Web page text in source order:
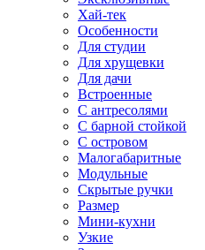
Хай-тек
Особенности
Для студии
Для хрущевки
Для дачи
Встроенные
С антресолями
С барной стойкой
С островом
Малогабаритные
Модульные
Скрытые ручки
Размер
Мини-кухни
Узкие